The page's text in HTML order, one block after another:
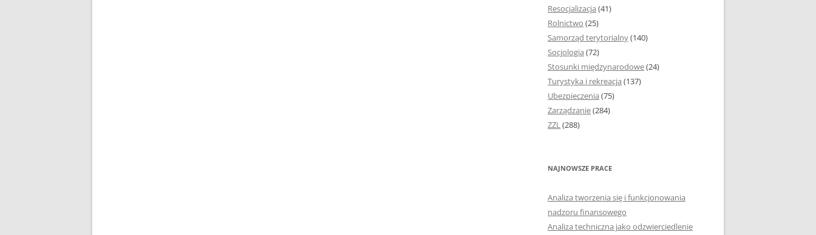
Resocjalizacja (41)
Rolnictwo (25)
Samorząd terytorialny(140)
Socjologia (72)
Stosunki międzynarodowe(24)
Turystyka i rekreacja (137)
Ubezpieczenia (75)
Zarządzanie(284)
ZZL(288)
NAJNOWSZE PRACE
Analiza tworzenia się i funkcjonowania
nadzoru finansowego
Analiza techniczna jako odzwierciedlenie